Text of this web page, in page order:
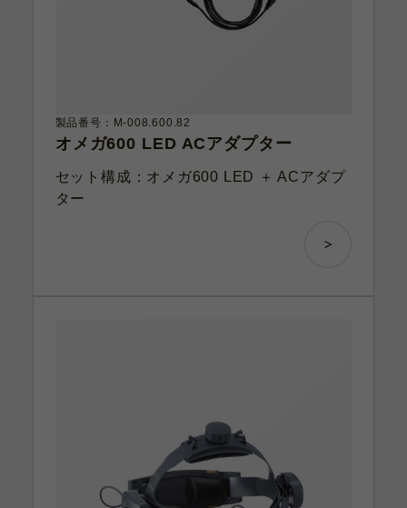
製品番号：M-008.600.82
オメガ600 LED ACアダプター
セット構成：オメガ600 LED ＋ ACアダプ
ター